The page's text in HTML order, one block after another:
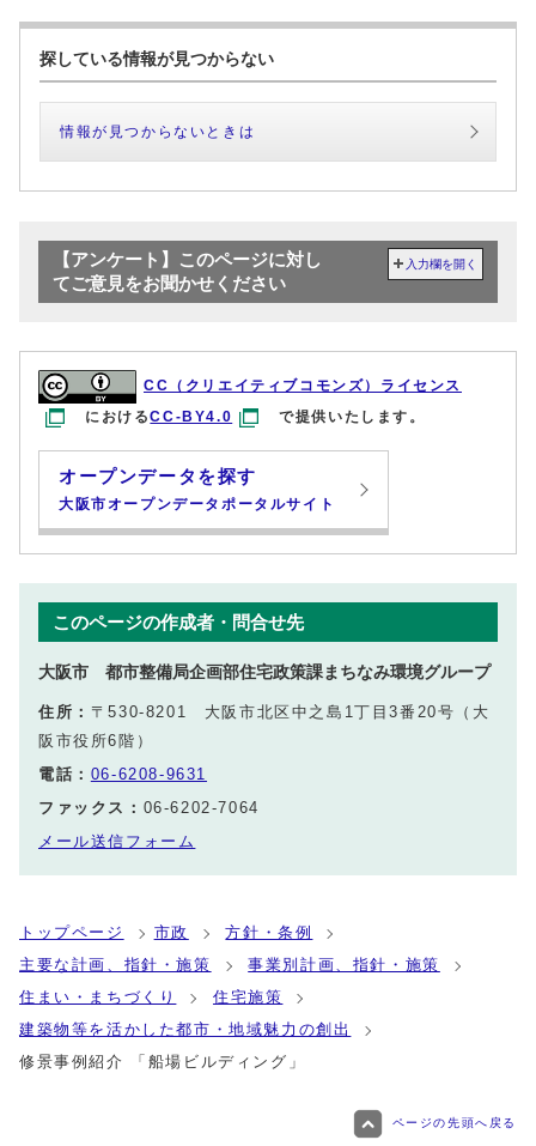
探している情報が見つからない
情報が見つからないときは
【アンケート】このページに対し
てご意見をお聞かせください
入力欄を開く
CC（クリエイティブコモンズ）ライセンス
におけるCC-BY4.0 で提供いたします。
オープンデータを探す
大阪市オープンデータポータルサイト
このページの作成者・問合せ先
大阪市 都市整備局企画部住宅政策課まちなみ環境グループ
住所： 〒530-8201 大阪市北区中之島1丁目3番20号（大
阪市役所6階）
電話： 06-6208-9631
ファックス： 06-6202-7064
メール送信フォーム
トップページ 市政
方針・条例
主要な計画、指針・施策
事業別計画、指針・施策
住まい・まちづくり
住宅施策
建築物等を活かした都市・地域魅力の創出
修景事例紹介 「船場ビルディング」
ページの先頭へ戻る